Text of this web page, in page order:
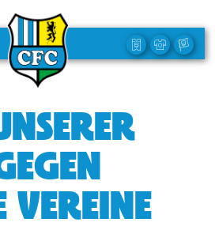
VEREINE